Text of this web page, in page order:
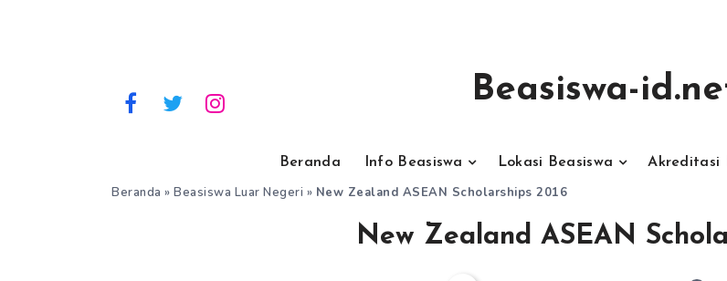
Beasiswa-
Beranda Info Beasiswa Lokasi Beasiswa Akreditasi
Beranda » Beasiswa Luar Negeri » New Zealand ASEAN Scholarships 2016
New Zealand ASEAN